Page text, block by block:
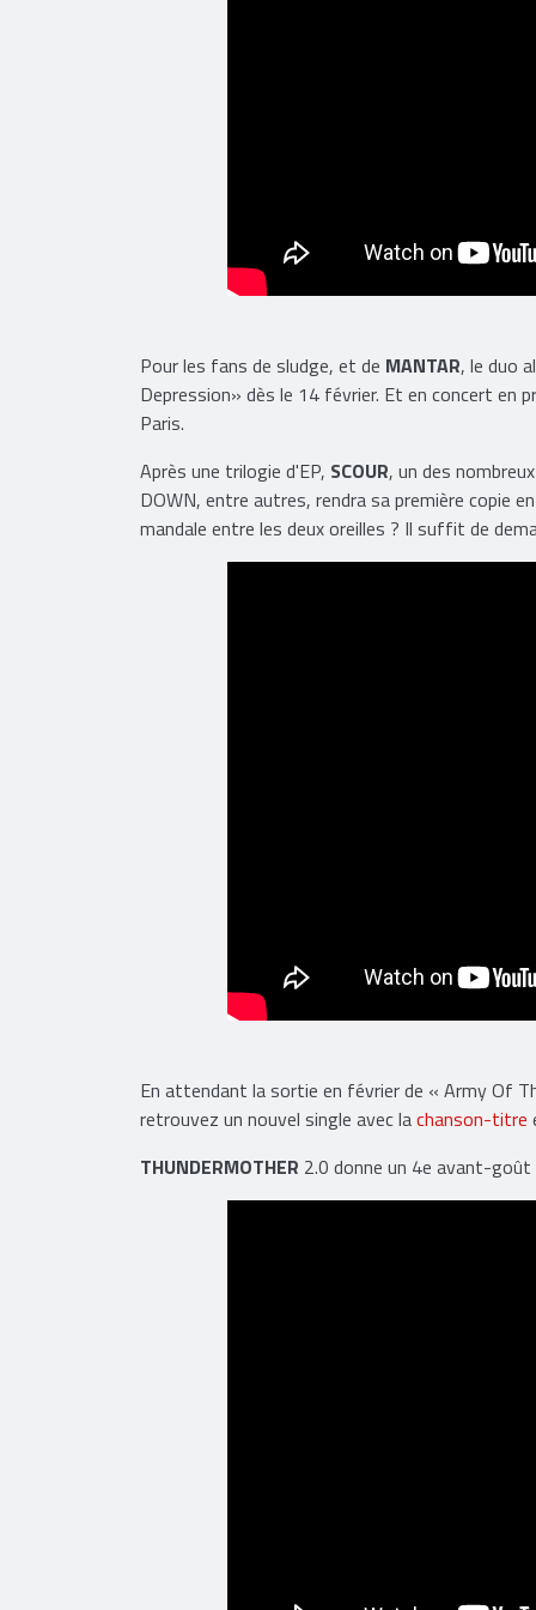
Pour les fans de sludge, et de MANTAR, le duo
Depression» dès le 14 février. Et en concert en
Paris.
Après une trilogie d'EP, SCOUR, un des
DOWN, entre autres, rendra sa première copie
mandale entre les deux oreilles ? Il suffit de
En attendant la sortie en février de « Army Of
retrouvez un nouvel single avec lachanson-titre
THUNDERMOTHER 2.0 donne un 4e avant-